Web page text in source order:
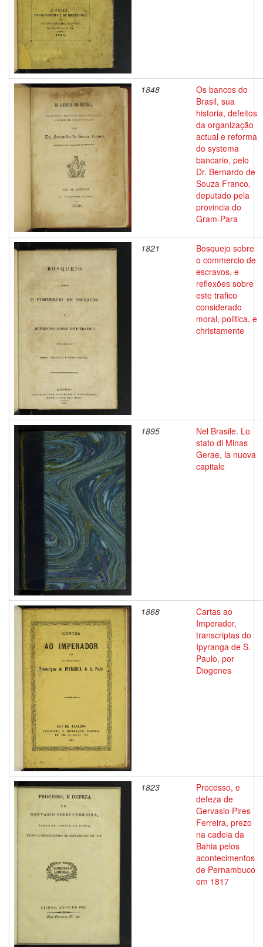
1848
Os bancos do
Brasil, sua
historia, defeitos
da organização
actual e reforma
do systema
bancario, pelo
Dr. Bernardo de
Souza Franco,
deputado pela
provincia do
Gram-Para
1821
Bosquejo sobre
o commercio de
escravos, e
reflexões sobre
este trafico
considerado
moral, politica, e
christamente
1895
Nel Brasile. Lo
stato di Minas
Gerae, la nuova
capitale
1868
Cartas ao
Imperador,
transcriptas do
Ipyranga de S.
Paulo, por
Diogenes
1823
Processo, e
defeza de
Gervasio Pires
Ferreira, prezo
na cadeia da
Bahia pelos
acontecimentos
de Pernambuco
em 1817